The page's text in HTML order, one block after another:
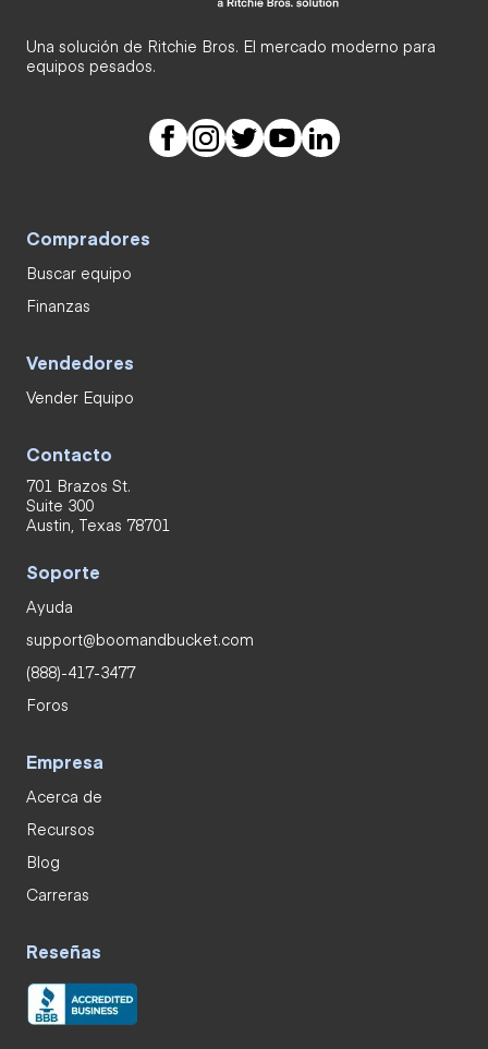
Una solución de Ritchie Bros. El mercado moderno para
equipos pesados.
Compradores
Buscar equipo
Finanzas
Vendedores
Vender Equipo
Contacto
701 Brazos St.
Suite 300
Austin, Texas 78701
Soporte
Ayuda
support@boomandbucket.com
(888)-417-3477
Foros
Empresa
Acerca de
Recursos
Blog
Carreras
Reseñas